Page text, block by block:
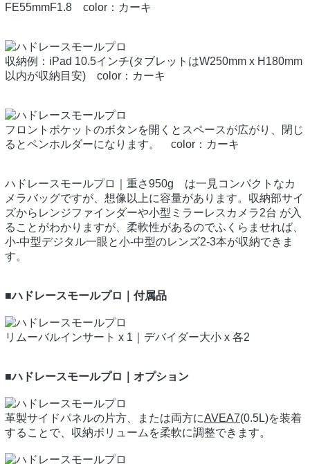
FE55mmF1.8 color：カーキ
収納例：iPad 10.5インチ(タブレットはW250mm x H180mm
以内が収納目安) color：カーキ
フロントポケットのボタンを開くとスペースが広がり、閉じ
るとペンホルダーになります。 color：カーキ
ハドレースモールプロ｜重さ950g は一見コンパクトなカ
メラバッグですが、想像以上に容量があります。収納部サイ
ズからレンジファインダーや小型ミラーレスカメラ2台 が入
ることがわかりますが、柔軟性があるのでふくらませれば、
小-中型デジタル一眼と小-中型のレンズ2-3本が収納できま
す。
■ハドレースモールプロ｜付属品
リムーバルインサート x 1｜デバイダー大小 x 各2
■ハドレースモールプロ｜オプション
革製サイドパネルの片方、または両方にAVEA7(0.5L)を装着
することで、収納ボリュームを柔軟に調整できます。